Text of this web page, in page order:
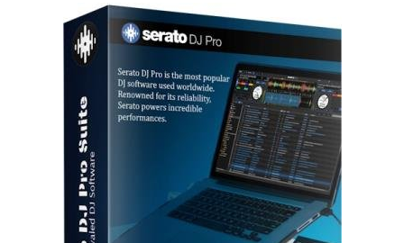
Софт
диджеинг
звуковые
эффекты